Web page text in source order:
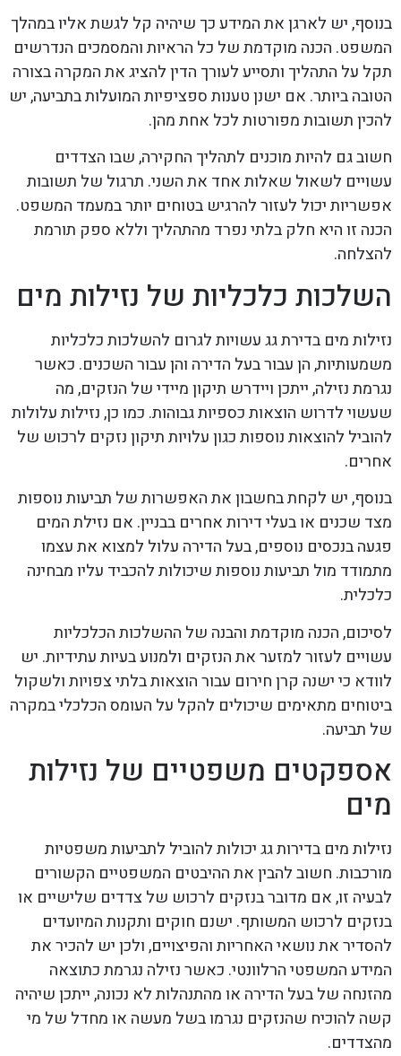
בנוסף, יש לארגן את המידע כך שיהיה קל לגשת אליו במהלך
המשפט. הכנה מוקדמת של כל הראיות והמסמכים הנדרשים
תקל על התהליך ותסייע לעורך הדין להציג את המקרה בצורה
הטובה ביותר. אם ישנן טענות ספציפיות המועלות בתביעה, יש
להכין תשובות מפורטות לכל אחת מהן.
חשוב גם להיות מוכנים לתהליך החקירה, שבו הצדדים
עשויים לשאול שאלות אחד את השני. תרגול של תשובות
אפשריות יכול לעזור להרגיש בטוחים יותר במעמד המשפט.
הכנה זו היא חלק בלתי נפרד מהתהליך וללא ספק תורמת
להצלחה.
השלכות כלכליות של נזילות מים
נזילות מים בדירת גג עשויות לגרום להשלכות כלכליות
משמעותיות, הן עבור בעל הדירה והן עבור השכנים. כאשר
נגרמת נזילה, ייתכן ויידרש תיקון מיידי של הנזקים, מה
שעשוי לדרוש הוצאות כספיות גבוהות. כמו כן, נזילות עלולות
להוביל להוצאות נוספות כגון עלויות תיקון נזקים לרכוש של
אחרים.
בנוסף, יש לקחת בחשבון את האפשרות של תביעות נוספות
מצד שכנים או בעלי דירות אחרים בבניין. אם נזילת המים
פגעה בנכסים נוספים, בעל הדירה עלול למצוא את עצמו
מתמודד מול תביעות נוספות שיכולות להכביד עליו מבחינה
כלכלית.
לסיכום, הכנה מוקדמת והבנה של ההשלכות הכלכליות
עשויים לעזור למזער את הנזקים ולמנוע בעיות עתידיות. יש
לוודא כי ישנה קרן חירום עבור הוצאות בלתי צפויות ולשקול
ביטוחים מתאימים שיכולים להקל על העומס הכלכלי במקרה
של תביעה.
אספקטים משפטיים של נזילות
מים
נזילות מים בדירות גג יכולות להוביל לתביעות משפטיות
מורכבות. חשוב להבין את ההיבטים המשפטיים הקשורים
לבעיה זו, אם מדובר בנזקים לרכוש של צדדים שלישיים או
בנזקים לרכוש המשותף. ישנם חוקים ותקנות המיועדים
להסדיר את נושאי האחריות והפיצויים, ולכן יש להכיר את
המידע המשפטי הרלוונטי. כאשר נזילה נגרמת כתוצאה
מהזנחה של בעל הדירה או מהתנהלות לא נכונה, ייתכן שיהיה
קשה להוכיח שהנזקים נגרמו בשל מעשה או מחדל של מי
מהצדדים.